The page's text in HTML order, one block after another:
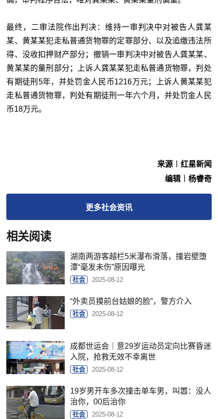
最终，二审法院作出判决：维持一审判决中对被告人龚某
某、黄某某犯走私普通货物罪的定罪部分、以及追缴违法所
得、没收扣押财产部分；撤销一审判决中对被告人龚某某、
黄某某的量刑部分；上诉人龚某某犯走私普通货物罪，判处
有期徒刑5年，并处罚金人民币1216万元；上诉人黄某某犯
走私普通货物罪，判处有期徒刑一年六个月，并处罚金人民
币18万元。
来源︱红星新闻
编辑︱杨睿奇
更多社会资讯
相关阅读
湖南两游客越栏5米瀑布滑落，撞岩壁堕
潭“毫发未伤”原因曝光
社会 2025-08-12
“外卖员摸前台姑娘的脸”，警方介入
社会 2025-08-12
成都世运会｜意29岁运动员定向比赛昏迷
入院，抢救无效不幸离世
社会 2025-08-12
19岁男开车多次撞击单车男，叫嚣：没人
治你，00后治你
社会 2025-08-12